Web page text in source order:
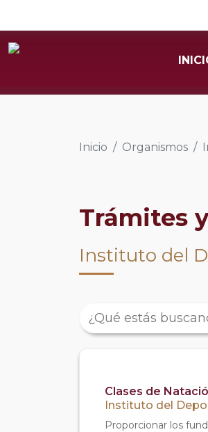
Inicio Organismos
Trámites
Instituto del
Clases de
Instituto del
Proporcionar los